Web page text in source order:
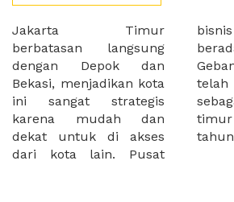
Jakarta Timur
berbatasan langsung
dengan Depok dan
Bekasi, menjadikan kota
ini sangat strategis
karena mudah dan
dekat untuk di akses
dari kota lain. Pusat
bisnis di Jakarta Timur
berada di Bantar
Gebang dn Cakung yang
telah di resmikan
sebagai pusat bisnis di
timur Jakarta pada